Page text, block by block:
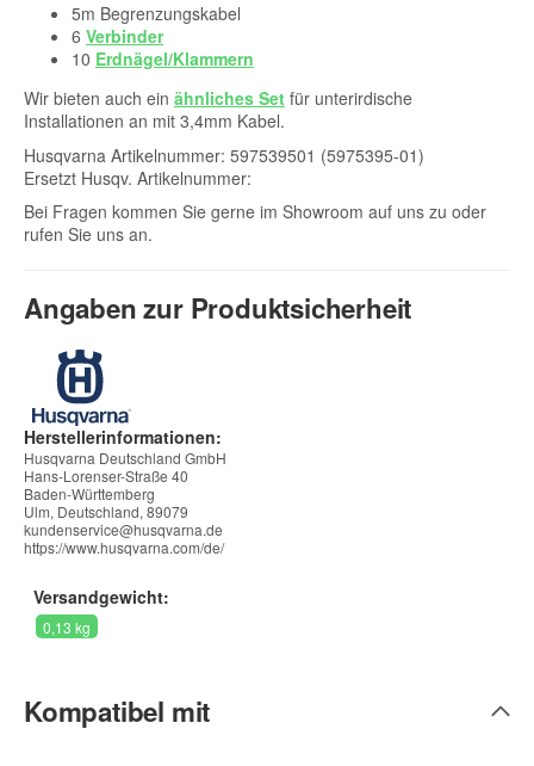
5m Begrenzungskabel
6 Verbinder
10 Erdnägel/Klammern
Wir bieten auch ein ähnliches Set für unterirdische
Installationen an mit 3,4mm Kabel.
Husqvarna Artikelnummer: 597539501 (5975395-01)
Ersetzt Husqv. Artikelnummer:
Bei Fragen kommen Sie gerne im Showroom auf uns zu oder
rufen Sie uns an.
Angaben zur Produktsicherheit
Herstellerinformationen:
Husqvarna Deutschland GmbH
Hans-Lorenser-Straße 40
Baden-Württemberg
Ulm, Deutschland, 89079
kundenservice@husqvarna.de
https://www.husqvarna.com/de/
Versandgewicht:
0,13 kg
Kompatibel mit